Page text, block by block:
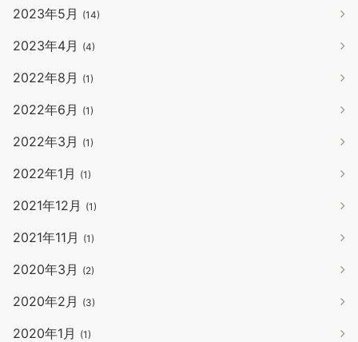
2023年5月 (14)
2023年4月 (4)
2022年8月 (1)
2022年6月 (1)
2022年3月 (1)
2022年1月 (1)
2021年12月 (1)
2021年11月 (1)
2020年3月 (2)
2020年2月 (3)
2020年1月 (1)